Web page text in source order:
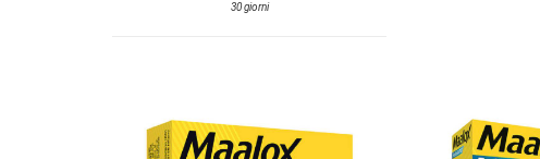
30 giorni